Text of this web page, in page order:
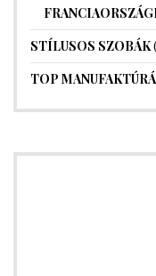
STÍLUSOS SZOBÁK
TOP